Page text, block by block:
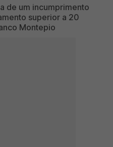
de um incumprimento
superior a 20
Montepio